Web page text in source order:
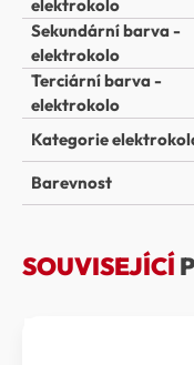
elektrokolo
Sekundární barva -
elektrokolo
Terciární barva -
elektrokolo
Kategorie
Barevnost
SOUVISEJÍCÍ